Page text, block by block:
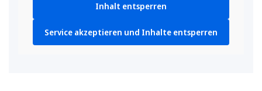
Inhalt entsperren
Service akzeptieren und Inhalte entsperren